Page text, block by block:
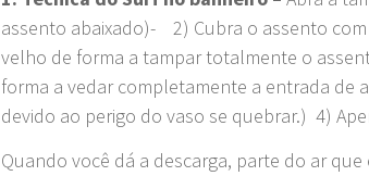
assento abaixado)- 2) Cubra o assento
velho de forma a tampar totalmente o
forma a vedar completamente a entrada de
devido ao perigo do vaso se quebrar.) 4)
Quando você dá a descarga, parte do ar